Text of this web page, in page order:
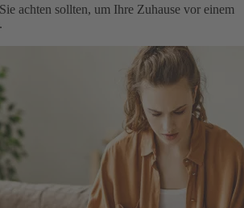
achten sollten, um Ihre Zuhause vor einem